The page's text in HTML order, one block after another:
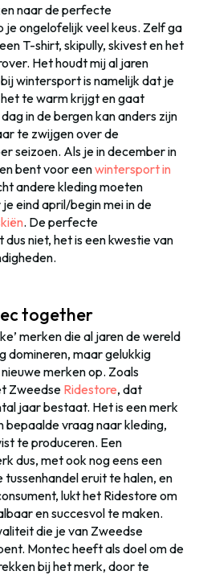
naar de perfecte
ongelofelijk veel keus. Zelf ga
T-shirt, skipully, skivest en het
Het houdt mij al jaren
wintersport is namelijk dat je
te warm krijgt en gaat
in de bergen kan anders zijn
te zwijgen over de
seizoen. Als je in december in
bent voor eenwintersport in
andere kleding moeten
eind april/begin mei in de
. De perfecte
niet, het is een kwestie van
together
merken die al jaren de wereld
domineren, maar gelukkig
merken op. Zoals
Zweedse Ridestore, dat
jaar bestaat. Het is een merk
bepaalde vraag naar kleding,
te produceren. Een
dus, met ook nog eens een
eruit te halen, en
lukt het Ridestore om
en succesvol te maken.
die je van Zweedse
Montec heeft als doel om de
bij het merk, door te